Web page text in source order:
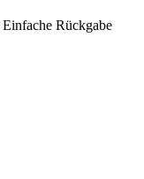
Einfache Rückgabe